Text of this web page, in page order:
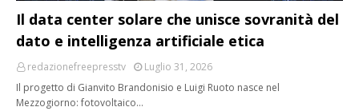
Il data center solare che unisce sovranità del
dato e intelligenza artificiale etica
redazionefreepresstv
Luglio 31, 2026
Il progetto di Gianvito Brandonisio e Luigi Ruoto nasce nel
Mezzogiorno: fotovoltaico…